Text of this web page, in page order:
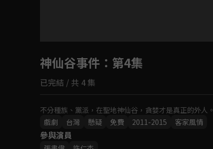
如有不便請見諒
神仙谷事件 ：第4集
已完結 / 共 4 集
不分種族、黨派，在聖地神仙谷，貪婪才是真正的外人。
戲劇
台灣 懸疑 免費 2011-2015 客家風情
參與演員